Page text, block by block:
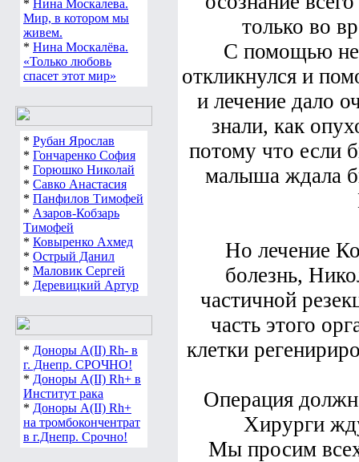
* Нина Москалева.
Мир, в котором мы
живем.
* Нина Москалёва.
«Только любовь
спасет этот мир»
* Рубан Ярослав
* Гончаренко София
* Горюшко Николай
* Савко Анастасия
* Панфилов Тимофей
* Азаров-Кобзарь
Тимофей
* Ковыренко Ахмед
* Острый Данил
* Маловик Сергей
* Деревицкий Артур
* Доноры А(ІІ) Rh- в
г. Днепр. СРОЧНО!
* Доноры А(ІІ) Rh+ в
Институт рака
* Доноры А(ІІ) Rh+
на тромбокончентрат
в г.Днепр. Срочно!
только во
С помощью
откликнулся и
и лечение дало
знали, как
потому что если
малыша ждала
Но лечение
болезнь,
частичной
часть этого
клетки
Операция
Хирурги
Мы просим